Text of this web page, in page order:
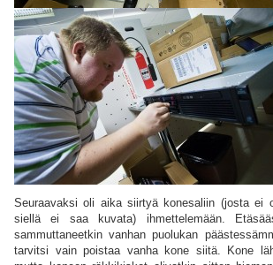
Seuraavaksi oli aika siirtyä konesaliin (josta ei
siellä ei saa kuvata) ihmettelemään.
sammuttaneetkin vanhan puolukan
tarvitsi vain poistaa vanha kone siitä. Kone